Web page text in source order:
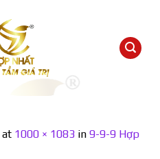
at 1000 × 1083 in 9-9-9 Hợp